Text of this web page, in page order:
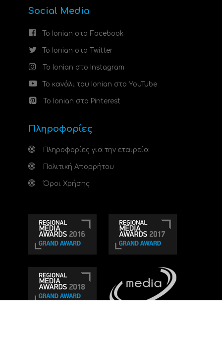
Social Media
Το Ionian στο Facebook
Το Ionian στο Twitter
Το Ionian στο Instagram
Το κανάλι του Ionian στο YouTube
Το Ionian στο Pinterest
Πληροφορίες
Πληροφορίες για την εταιρεία
Πολιτική Απορρήτου
Όροι Χρήσης